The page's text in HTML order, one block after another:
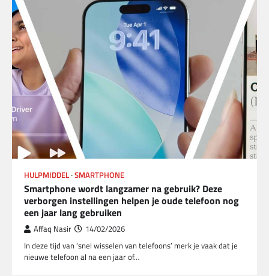
HULPMIDDEL SMARTPHONE
Smartphone wordt langzamer na gebruik? Deze
verborgen instellingen helpen je oude telefoon nog
een jaar lang gebruiken
Affaq Nasir 14/02/2026
In deze tijd van ‘snel wisselen van telefoons’ merk je vaak dat je
nieuwe telefoon al na een jaar of…